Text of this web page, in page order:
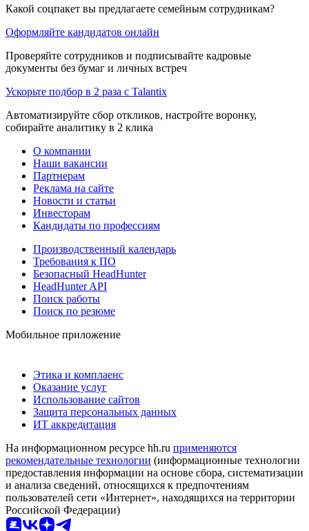
Какой соцпакет вы предлагаете семейным сотрудникам?
Оформляйте кандидатов онлайн
Проверяйте сотрудников и подписывайте кадровые
документы без бумаг и личных встреч
Ускорьте подбор в 2 раза с Talantix
Автоматизируйте сбор откликов, настройте воронку,
собирайте аналитику в 2 клика
О компании
Наши вакансии
Партнерам
Реклама на сайте
Новости и статьи
Инвесторам
Кандидаты по профессиям
Производственный календарь
Требования к ПО
Безопасный HeadHunter
HeadHunter API
Поиск работы
Поиск по резюме
Мобильное приложение
Этика и комплаенс
Оказание услуг
Использование сайтов
Защита персональных данных
ИТ аккредитация
На информационном ресурсе hh.ru применяются
рекомендательные технологии (информационные технологии
предоставления информации на основе сбора, систематизации
и анализа сведений, относящихся к предпочтениям
пользователей сети «Интернет», находящихся на территории
Российской Федерации)